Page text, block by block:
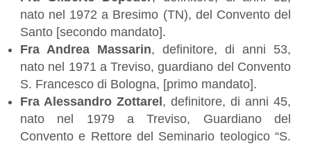
nato nel 1972 a Bresimo (TN), del Convento del
Santo [secondo mandato].
Fra Andrea Massarin, definitore, di anni 53,
nato nel 1971 a Treviso, guardiano del Convento
S. Francesco di Bologna, [primo mandato].
Fra Alessandro Zottarel , definitore, di anni 45,
nato nel 1979 a Treviso, Guardiano del
Convento e Rettore del Seminario teologico “S.